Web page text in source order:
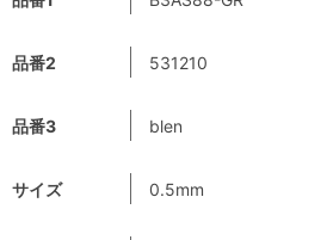
品番2 531210
品番3 blen
サイズ 0.5mm